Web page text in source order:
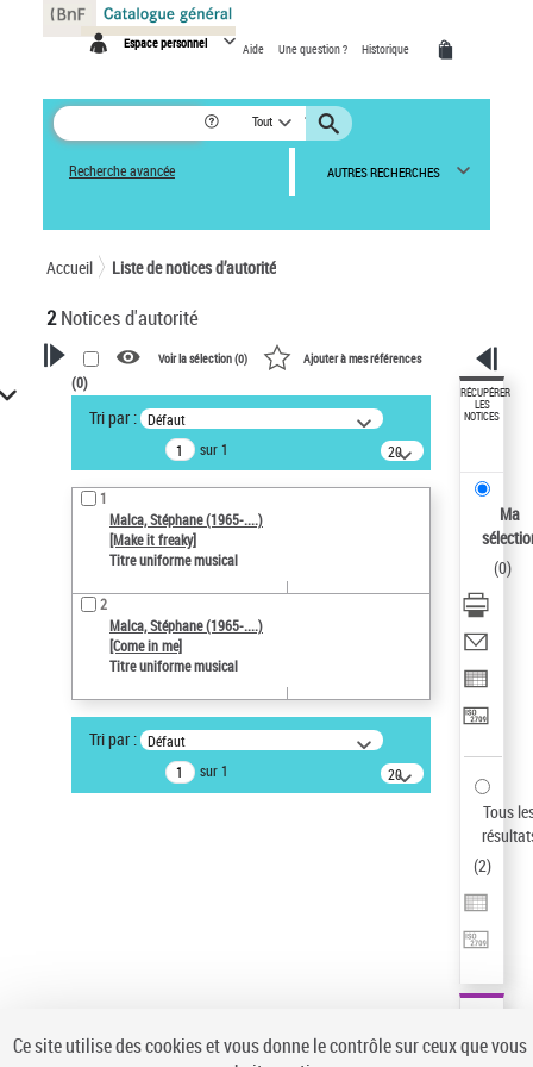
Espace personnel Aide Une question ? Historique
Tout
Recherche avancée AUTRES RECHERCHES
Accueil Liste de notices d’autorité
2Notices d'autorité
VOTRE RECHERCHE
Recherche avancée dans les
notices d’autorité
Œuvres liées à l'auteur :
Malca, Stéphane (1965-....)
Type de notice d'autorité
ne s'applique pas
Sauvegarder votre recherche
AFFINER
Type de notice d'autorité
Œuvre(2)
Voir la sélection (0) Ajouter à mes références
(0)
Tri par : Défaut
sur 1
20
résultats/page
1
Malca, Stéphane (1965-....)
[Make it freaky]
Titre uniforme musical
2
Malca, Stéphane (1965-....)
[Come in me]
Titre uniforme musical
Tri par : Défaut
sur 1
20
résultats/page
RÉCUPÉRER
LES
NOTICES
Ma
(0)
Tous
(2)
Panneau de gestion des cookies
Ce site utilise des cookies et vous donne le contrôle sur ceux que vous